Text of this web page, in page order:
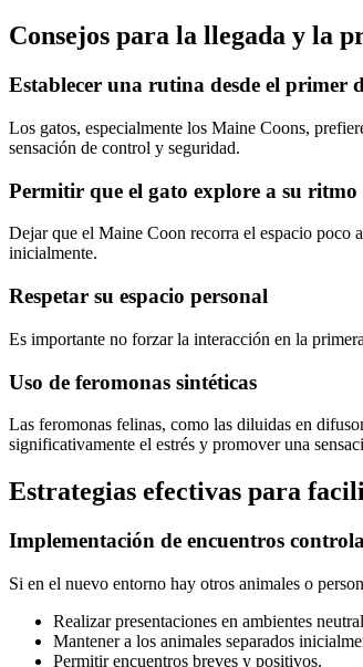
Consejos para la llegada y la
Establecer una rutina desde el primer
Los gatos, especialmente los Maine Coons,
sensación de control y seguridad.
Permitir que el gato explore a su ritmo
Dejar que el Maine Coon recorra el espacio poco
inicialmente.
Respetar su espacio personal
Es importante no forzar la interacción en la
Uso de feromonas sintéticas
Las feromonas felinas, como las diluidas en
significativamente el estrés y promover una
Estrategias efectivas para
Implementación de encuentros
Si en el nuevo entorno hay otros animales o
Realizar presentaciones en ambientes
Mantener a los animales separados
Permitir encuentros breves y positivos.